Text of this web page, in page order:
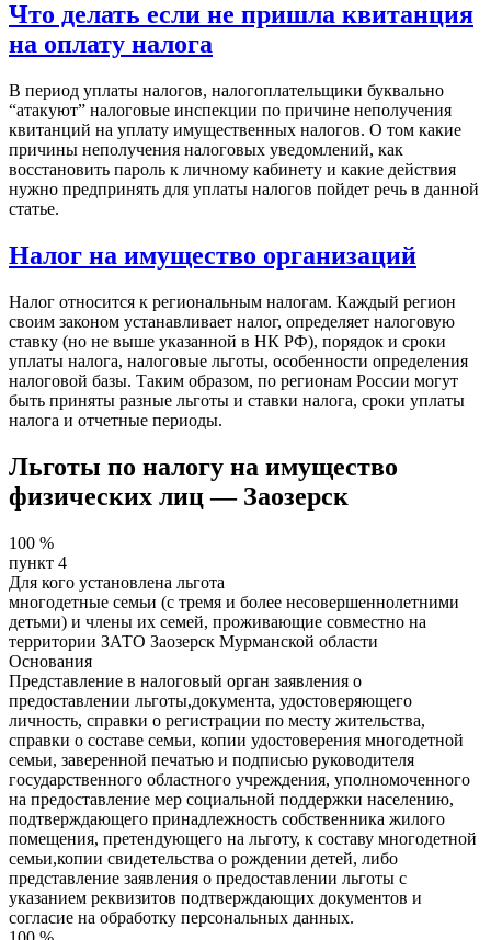
Что делать если не пришла квитанция
на оплату налога
В период уплаты налогов, налогоплательщики буквально
“атакуют” налоговые инспекции по причине неполучения
квитанций на уплату имущественных налогов. О том какие
причины неполучения налоговых уведомлений, как
восстановить пароль к личному кабинету и какие действия
нужно предпринять для уплаты налогов пойдет речь в данной
статье.
Налог на имущество организаций
Налог относится к региональным налогам. Каждый регион
своим законом устанавливает налог, определяет налоговую
ставку (но не выше указанной в НК РФ), порядок и сроки
уплаты налога, налоговые льготы, особенности определения
налоговой базы. Таким образом, по регионам России могут
быть приняты разные льготы и ставки налога, сроки уплаты
налога и отчетные периоды.
Льготы по налогу на имущество
физических лиц — Заозерск
100 %
пункт 4
Для кого установлена льгота
многодетные семьи (с тремя и более несовершеннолетними
детьми) и члены их семей, проживающие совместно на
территории ЗАТО Заозерск Мурманской области
Основания
Представление в налоговый орган заявления о
предоставлении льготы,документа, удостоверяющего
личность, справки о регистрации по месту жительства,
справки о составе семьи, копии удостоверения многодетной
семьи, заверенной печатью и подписью руководителя
государственного областного учреждения, уполномоченного
на предоставление мер социальной поддержки населению,
подтверждающего принадлежность собственника жилого
помещения, претендующего на льготу, к составу многодетной
семьи,копии свидетельства о рождении детей, либо
представление заявления о предоставлении льготы с
указанием реквизитов подтверждающих документов и
согласие на обработку персональных данных.